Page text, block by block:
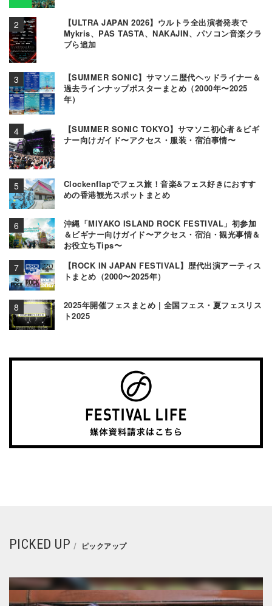
【ULTRA JAPAN 2026】ウルトラ全出演者発表で
Mykris、PAS TASTA、NAKAJIN、パソコン音楽クラ
ブら追加
【SUMMER SONIC】サマソニ歴代ヘッドライナー＆
過去ラインナップポスターまとめ（2000年〜2025
年）
【SUMMER SONIC TOKYO】サマソニ初心者＆ビギ
ナー向けガイド〜アクセス・服装・宿泊事情〜
Clockenflapでフェス旅！音楽&フェス好きにおすす
めの香港観光スポットまとめ
沖縄「MIYAKO ISLAND ROCK FESTIVAL」初参加
＆ビギナー向けガイド〜アクセス・宿泊・観光事情＆
お役立ちTips〜
【ROCK IN JAPAN FESTIVAL】歴代出演アーティス
トまとめ（2000〜2025年）
2025年開催フェスまとめ | 全国フェス・夏フェスリス
ト2025
PICKED UP ピックアップ